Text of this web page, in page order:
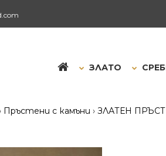
ЗЛАТО
Пръстени с камъни ЗЛАТЕН